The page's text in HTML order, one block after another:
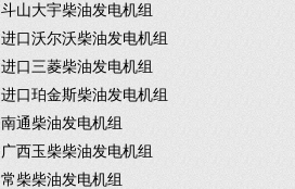
斗山大宇柴油发电机组
进口沃尔沃柴油发电机组
进口三菱柴油发电机组
进口珀金斯柴油发电机组
南通柴油发电机组
广西玉柴柴油发电机组
常柴柴油发电机组